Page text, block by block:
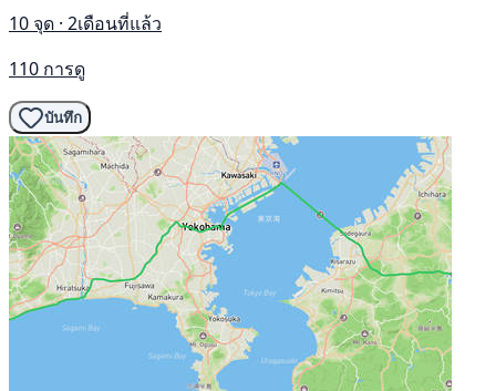
10 จุด · 2เดือนที่แล้ว
110 การดู
บันทึก